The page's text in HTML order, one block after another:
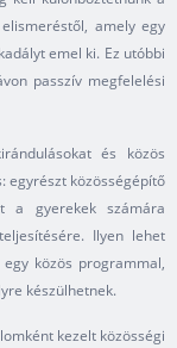
amely egy
emel ki. Ez utóbbi
passzív megfelelési
és közös
egyrészt közösségépítő
a gyerekek számára
Ilyen lehet
közös programmal,
készülhetnek.
kezelt közösségi